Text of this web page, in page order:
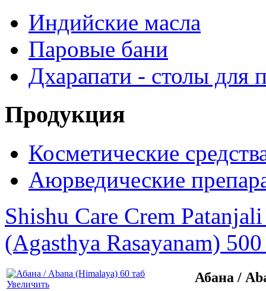
Индийские масла
Паровые бани
Дхарапати - столы для
Продукция
Косметические
Аюрведические
Shishu Care Crem
(Agasthya Rasayanam)
Увеличить Абана /